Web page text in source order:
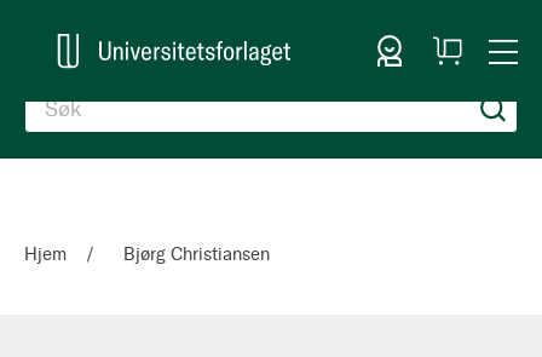
Logg inn
Handlekurv
Hjem Bjørg Christiansen